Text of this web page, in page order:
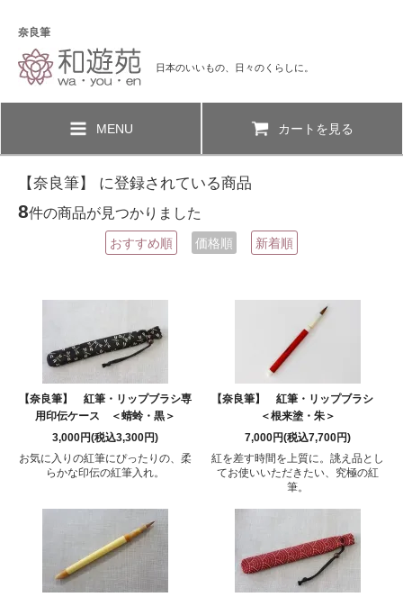
奈良筆
日本のいいもの、日々のくらしに。
MENU カートを見る
【奈良筆】 に登録されている商品
8件の商品が見つかりました
おすすめ順 価格順 新着順
【奈良筆】 紅筆・リップブラシ専
用印伝ケース ＜蜻蛉・黒＞
3,000円(税込3,300円)
お気に入りの紅筆にぴったりの、柔
らかな印伝の紅筆入れ。
【奈良筆】 紅筆・リップブラシ
＜根来塗・朱＞
7,000円(税込7,700円)
紅を差す時間を上質に。誂え品とし
てお使いいただきたい、究極の紅
筆。